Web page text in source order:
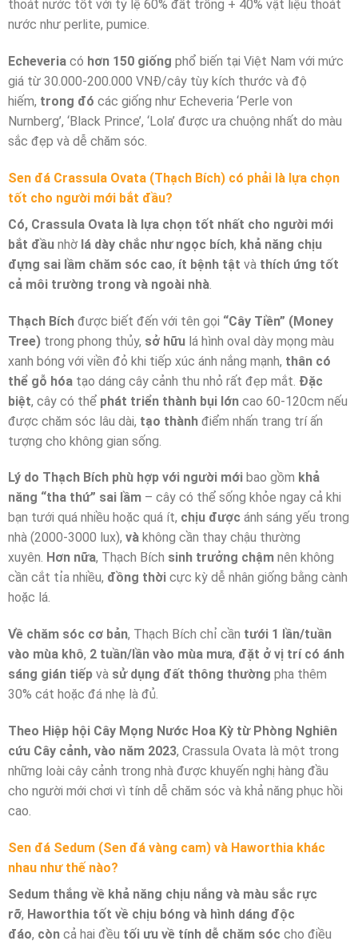
thoát nước tốt với tỷ lệ 60% đất trồng + 40% vật liệu thoát
nước như perlite, pumice.
Echeveria có hơn 150 giống phổ biến tại Việt Nam với mức
giá từ 30.000-200.000 VNĐ/cây tùy kích thước và độ
hiếm, trong đó các giống như Echeveria ‘Perle von
Nurnberg’, ‘Black Prince’, ‘Lola’ được ưa chuộng nhất do màu
sắc đẹp và dễ chăm sóc.
Sen đá Crassula Ovata (Thạch Bích) có phải là lựa chọn
tốt cho người mới bắt đầu?
Có, Crassula Ovata là lựa chọn tốt nhất cho người mới
bắt đầu nhờ lá dày chắc như ngọc bích, khả năng chịu
đựng sai lầm chăm sóc cao, ít bệnh tật và thích ứng tốt
cả môi trường trong và ngoài nhà.
Thạch Bích được biết đến với tên gọi “Cây Tiền” (Money
Tree) trong phong thủy, sở hữu lá hình oval dày mọng màu
xanh bóng với viền đỏ khi tiếp xúc ánh nắng mạnh, thân có
thể gỗ hóa tạo dáng cây cảnh thu nhỏ rất đẹp mắt. Đặc
biệt, cây có thể phát triển thành bụi lớn cao 60-120cm nếu
được chăm sóc lâu dài, tạo thành điểm nhấn trang trí ấn
tượng cho không gian sống.
Lý do Thạch Bích phù hợp với người mới bao gồm khả
năng “tha thứ” sai lầm – cây có thể sống khỏe ngay cả khi
bạn tưới quá nhiều hoặc quá ít, chịu được ánh sáng yếu trong
nhà (2000-3000 lux), và không cần thay chậu thường
xuyên. Hơn nữa, Thạch Bích sinh trưởng chậm nên không
cần cắt tỉa nhiều, đồng thời cực kỳ dễ nhân giống bằng cành
hoặc lá.
Về chăm sóc cơ bản, Thạch Bích chỉ cần tưới 1 lần/tuần
vào mùa khô, 2 tuần/lần vào mùa mưa, đặt ở vị trí có ánh
sáng gián tiếp và sử dụng đất thông thường pha thêm
30% cát hoặc đá nhẹ là đủ.
Theo Hiệp hội Cây Mọng Nước Hoa Kỳ từ Phòng Nghiên
cứu Cây cảnh, vào năm 2023, Crassula Ovata là một trong
những loài cây cảnh trong nhà được khuyến nghị hàng đầu
cho người mới chơi vì tính dễ chăm sóc và khả năng phục hồi
cao.
Sen đá Sedum (Sen đá vàng cam) và Haworthia khác
nhau như thế nào?
Sedum thắng về khả năng chịu nắng và màu sắc rực
rỡ, Haworthia tốt về chịu bóng và hình dáng độc
đáo, còn cả hai đều tối ưu về tính dễ chăm sóc cho điều